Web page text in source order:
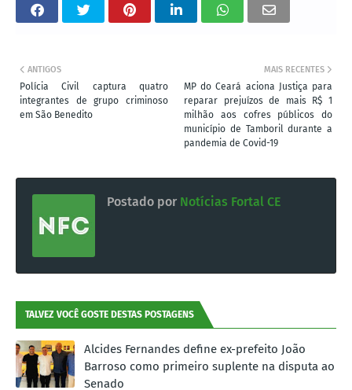
MAIS RECENTES
MP do Ceará aciona Justiça para
reparar prejuízos de mais R$ 1
milhão aos cofres públicos do
município de Tamboril durante a
pandemia de Covid-19
ANTIGOS
Polícia Civil captura quatro
integrantes de grupo criminoso
em São Benedito
Postado por Notícias Fortal CE
TALVEZ VOCÊ GOSTE DESTAS POSTAGENS
Alcides Fernandes define ex-prefeito João
Barroso como primeiro suplente na disputa ao
Senado